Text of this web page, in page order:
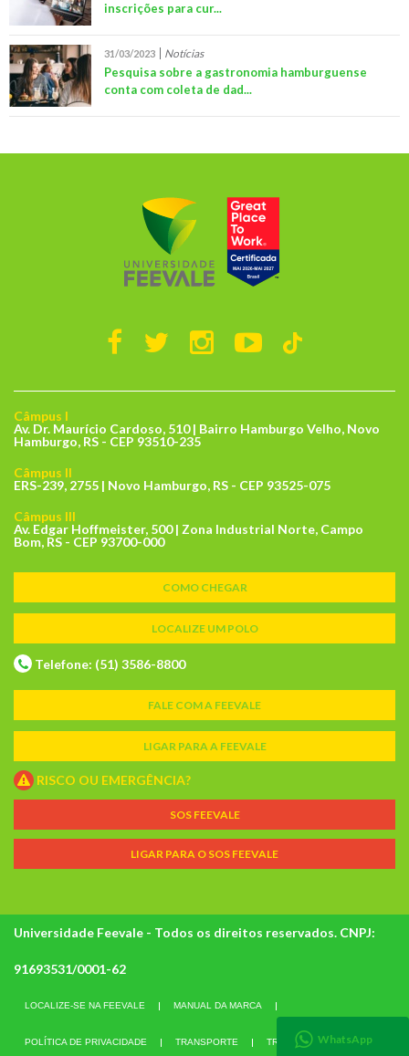
inscrições para cur...
31/03/2023 Notícias
Pesquisa sobre a gastronomia hamburguense
conta com coleta de dad...
WhatsApp
Câmpus I
Av. Dr. Maurício Cardoso, 510 | Bairro Hamburgo Velho, Novo
Hamburgo, RS - CEP 93510-235
Câmpus II
ERS-239, 2755 | Novo Hamburgo, RS - CEP 93525-075
Câmpus III
Av. Edgar Hoffmeister, 500 | Zona Industrial Norte, Campo
Bom, RS - CEP 93700-000
COMO CHEGAR
LOCALIZE UM POLO
Telefone: (51) 3586-8800
FALE COM A FEEVALE
LIGAR PARA A FEEVALE
RISCO OU EMERGÊNCIA?
SOS FEEVALE
LIGAR PARA O SOS FEEVALE
Universidade Feevale - Todos os direitos reservados. CNPJ:
91693531/0001-62
LOCALIZE-SE NA FEEVALE MANUAL DA MARCA
POLÍTICA DE PRIVACIDADE TRANSPORTE TRABALHE CONOSCO